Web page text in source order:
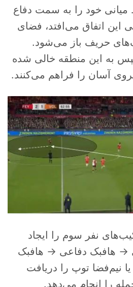
خود را به سمت دفاع
این اتفاق می‌افتد، فضای
حریف باز می‌شود.
به این منطقه خالی شده
آسان را فراهم می‌کنند.
نفر سوم را ایجاد
→ هافبک دفاعی → هافبک
نیم‌فضا توپ را دریافت
را انجام می‌دهد.